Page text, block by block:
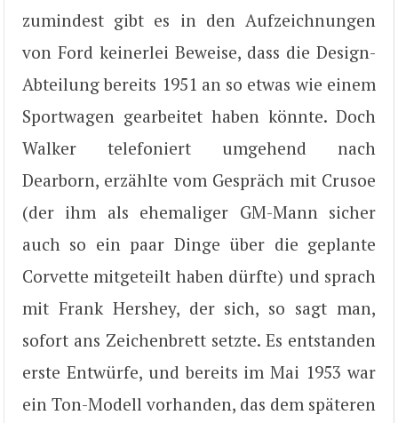
zumindest gibt es in den Aufzeichnungen
von Ford keinerlei Beweise, dass die Design-
Abteilung bereits 1951 an so etwas wie einem
Sportwagen gearbeitet haben könnte. Doch
Walker telefoniert umgehend nach
Dearborn, erzählte vom Gespräch mit Crusoe
(der ihm als ehemaliger GM-Mann sicher
auch so ein paar Dinge über die geplante
Corvette mitgeteilt haben dürfte) und sprach
mit Frank Hershey, der sich, so sagt man,
sofort ans Zeichenbrett setzte. Es entstanden
erste Entwürfe, und bereits im Mai 1953 war
ein Ton-Modell vorhanden, das dem späteren